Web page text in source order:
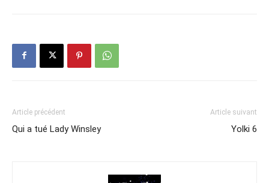
Article précédent
Qui a tué Lady Winsley
Article suivant
Yolki 6